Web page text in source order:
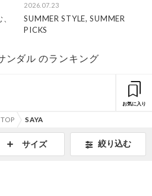
2026.07.23
SUMMER STYLE, SUMMER
PICKS
ンダル のランキング
お気に入り
SAYA
サイズ 絞り込む